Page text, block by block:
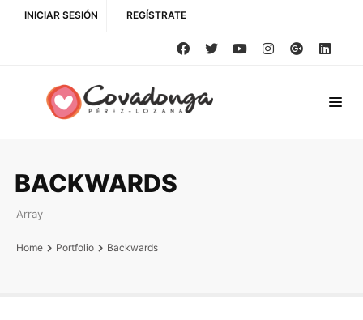
INICIAR SESIÓN REGÍSTRATE
BACKWARDS
Array
Home Portfolio Backwards